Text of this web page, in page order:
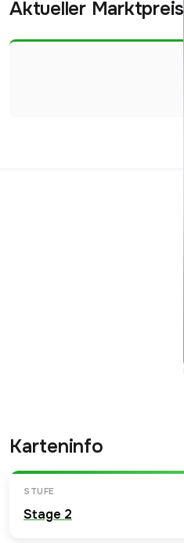
Aktueller Marktpreis
Karteninfo
STUFE
Stage 2